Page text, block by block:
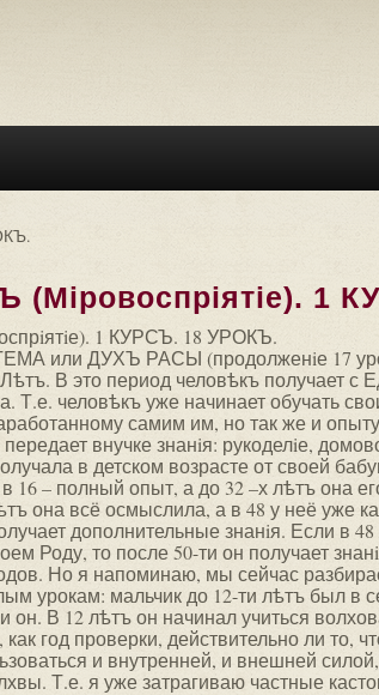
(Мiровоспрiятiе). 1
1 КУРСЪ. 18 УРОКЪ.
или ДУХЪ РАСЫ (продолженiе 17
В это период человѣкъ получает с
Т.е. человѣкъ уже начинает обучать
самим им, но так же и
внучке знанiя: рукоделiе,
в детском возрасте от своей
16 – полный опыт, а до 32 –х лѣтъ она
она всё осмыслила, а в 48 у неё уже
дополнительные знанiя. Если в
Роду, то после 50-ти он получает
Но я напоминаю, мы сейчас
урокам: мальчик до 12-ти лѣтъ был в
он. В 12 лѣтъ он начинал учиться
как год проверки, действительно ли то,
и внутренней, и внешней
Т.е. я уже затрагиваю частные